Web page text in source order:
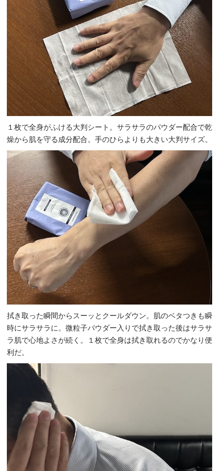
１枚で全身がふける大判シート。サラサラのパウダー配合で乾
燥から肌を守る成分配合。手のひらよりも大きい大判サイズ。
拭き取った瞬間からスーッとクールダウン。肌のベタつきも瞬
時にサラサラに。微粒子パウダー入りで拭き取った後はサラサ
ラ肌で心地よさが続く。１枚で全身は拭き取れるのでかなり便
利だ。